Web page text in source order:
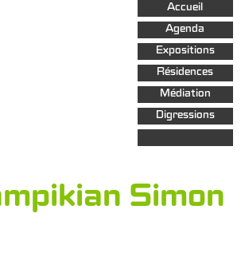
Aller au
contenu
principal
Accueil
Agenda
Expositions
Résidences
Médiation
Digressions
Simon